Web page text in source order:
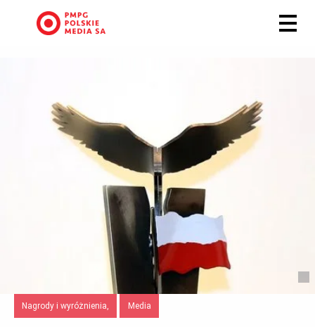
Nagrody i wyróżnienia, Media